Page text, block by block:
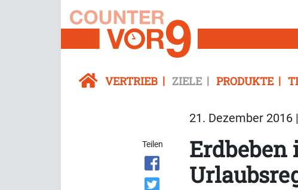
VERTRIEB ZIELE PRODUKTE
21. Dezember 2016
Teilen